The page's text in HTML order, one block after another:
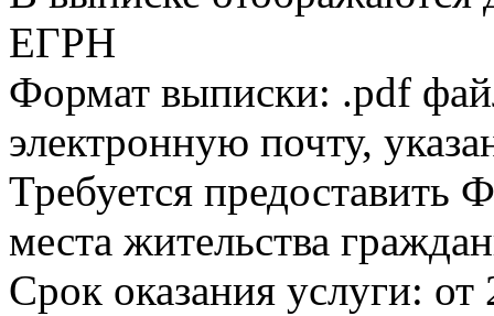
ЕГРН
Формат выписки: .pdf
электронную почту,
Требуется
места жительства
Срок оказания услуги: от